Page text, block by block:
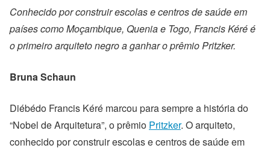
Conhecido por construir escolas e centros de saúde em
países como Moçambique, Quenia e Togo, Francis Kéré é
o primeiro arquiteto negro a ganhar o prêmio Pritzker.
Bruna Schaun
Diébédo Francis Kéré marcou para sempre a história do
“Nobel de Arquitetura”, o prêmio Pritzker. O arquiteto,
conhecido por construir escolas e centros de saúde em